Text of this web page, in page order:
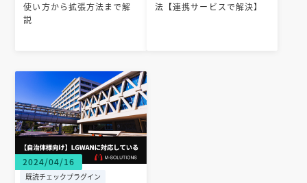
使い方から拡張方法まで解
説
法【連携サービスで解決】
2024/04/16
既読チェックプラグイン